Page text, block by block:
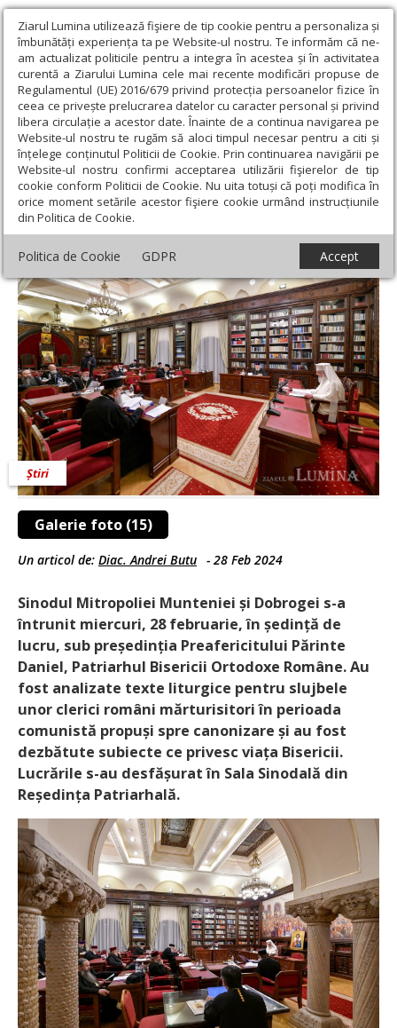
Ziarul Lumina utilizează fişiere de tip cookie pentru a personaliza și
îmbunătăți experiența ta pe Website-ul nostru. Te informăm că ne-
am actualizat politicile pentru a integra în acestea și în activitatea
curentă a Ziarului Lumina cele mai recente modificări propuse de
Regulamentul (UE) 2016/679 privind protecția persoanelor fizice în
ceea ce privește prelucrarea datelor cu caracter personal și privind
libera circulație a acestor date. Înainte de a continua navigarea pe
Website-ul nostru te rugăm să aloci timpul necesar pentru a citi și
înțelege conținutul Politicii de Cookie. Prin continuarea navigării pe
Website-ul nostru confirmi acceptarea utilizării fişierelor de tip
cookie conform Politicii de Cookie. Nu uita totuși că poți modifica în
orice moment setările acestor fişiere cookie urmând instrucțiunile
din Politica de Cookie.
Politica de Cookie GDPR Accept
Ziarul Lumina › Actualitate religioasă › Știri › Sinodul Mitropoliei
Munteniei și Dobrogei în ședință de lucru
Sinodul Mitropoliei Munteniei și Dobrogei
în ședință de lucru
Galerie foto (15)
Știri
Un articol de: Diac. Andrei Butu - 28 Feb 2024
Sinodul Mitropoliei Munteniei și Dobrogei s-a
întrunit miercuri, 28 februarie, în ședință de
lucru, sub președinția Preafericitului Părinte
Daniel, Patriarhul Bisericii Ortodoxe Române. Au
fost analizate texte liturgice pentru slujbele
unor clerici români mărturisitori în perioada
comunistă propuși spre canonizare și au fost
dezbătute subiecte ce privesc viața Bisericii.
Lucrările s-au desfășurat în Sala Sinodală din
Reședința Patriarhală.